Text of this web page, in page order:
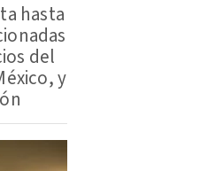
hasta
del
y